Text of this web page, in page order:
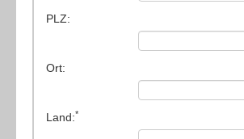
(3) Werkzeugschleifmaschinen
(5) Verpackungsmaschinen
PLZ:
Ort:
Land:*